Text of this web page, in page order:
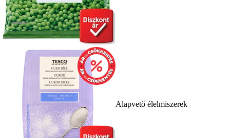
Alapvető élelmiszerek